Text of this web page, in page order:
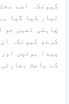
کیونکہ اسے
تیار کیا گیا
چاہتی تھیں جو
کرے، کیونکہ
پیدا ہوئیں
کے باعث